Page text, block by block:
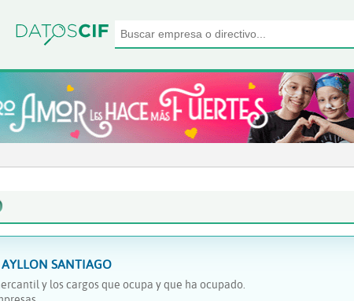
SANTIAGO
y los cargos que ocupa y que ha ocupado.